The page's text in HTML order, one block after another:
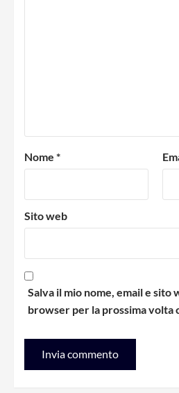
Nome *
Sito web
Salva il mio nome, email e sito
browser per la prossima volta